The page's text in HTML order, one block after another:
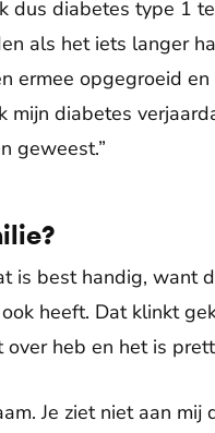
dus diabetes type 1
als het iets langer
ermee opgegroeid
diabetes
geweest.”
is best handig, want
heeft. Dat klinkt
heb en het is
Je ziet niet aan